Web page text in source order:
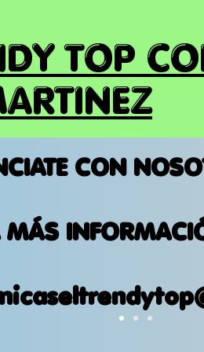
TOP
CON
MÁS